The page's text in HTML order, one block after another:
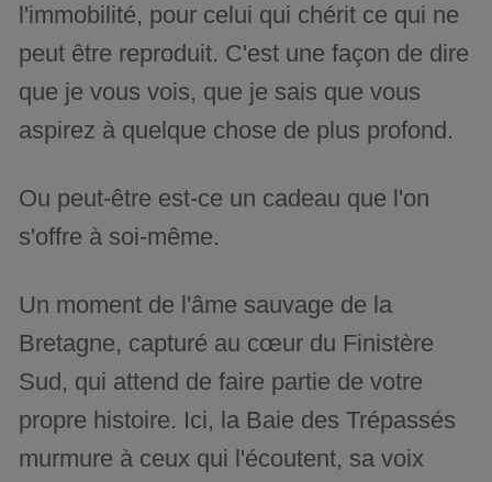
l'immobilité, pour celui qui chérit ce qui ne
peut être reproduit. C'est une façon de dire
que je vous vois, que je sais que vous
aspirez à quelque chose de plus profond.
Ou peut-être est-ce un cadeau que l'on
s'offre à soi-même.
Un moment de l'âme sauvage de la
Bretagne, capturé au cœur du Finistère
Sud, qui attend de faire partie de votre
propre histoire. Ici, la Baie des Trépassés
murmure à ceux qui l'écoutent, sa voix